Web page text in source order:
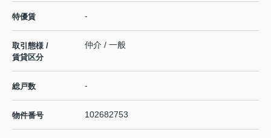
特優賃 -
取引態様 /
賃貸区分
仲介 / 一般
総戸数 -
物件番号 102682753